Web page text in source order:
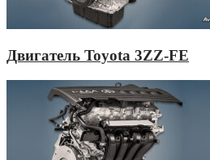
Двигатель Toyota 3ZZ-FE